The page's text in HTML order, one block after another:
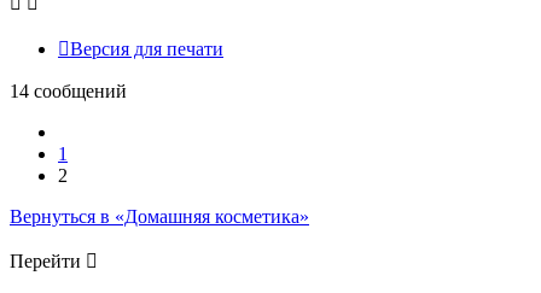
Версия для печати
14 сообщений
1
2
Вернуться в «Домашняя косметика»
Перейти